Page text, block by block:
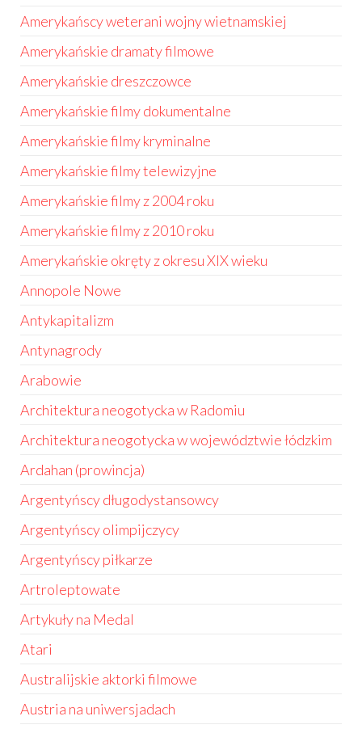
Amerykańscy weterani wojny wietnamskiej
Amerykańskie dramaty filmowe
Amerykańskie dreszczowce
Amerykańskie filmy dokumentalne
Amerykańskie filmy kryminalne
Amerykańskie filmy telewizyjne
Amerykańskie filmy z 2004 roku
Amerykańskie filmy z 2010 roku
Amerykańskie okręty z okresu XIX wieku
Annopole Nowe
Antykapitalizm
Antynagrody
Arabowie
Architektura neogotycka w Radomiu
Architektura neogotycka w województwie łódzkim
Ardahan (prowincja)
Argentyńscy długodystansowcy
Argentyńscy olimpijczycy
Argentyńscy piłkarze
Artroleptowate
Artykuły na Medal
Atari
Australijskie aktorki filmowe
Austria na uniwersjadach